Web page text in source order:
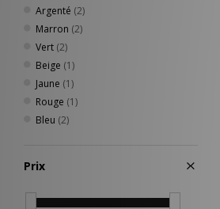
Argenté (2)
Marron (2)
Vert (2)
Beige (1)
Jaune (1)
Rouge (1)
Bleu (2)
Prix